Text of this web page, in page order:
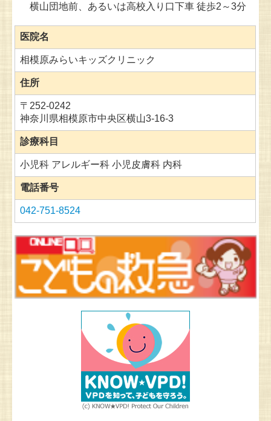
横山団地前、あるいは高校入り口下車 徒歩2～3分
医院名
相模原みらいキッズクリニック
住所
〒 252-0242
神奈川県相模原市中央区横山3-16-3
診療科目
小児科 アレルギー科 小児皮膚科 内科
電話番号
042-751-8524